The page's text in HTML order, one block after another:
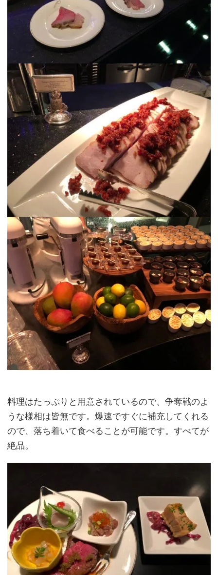
料理はたっぷりと用意されているので、争奪戦のよ
うな様相は皆無です。爆速ですぐに補充してくれる
ので、落ち着いて食べることが可能です。すべてが
絶品。